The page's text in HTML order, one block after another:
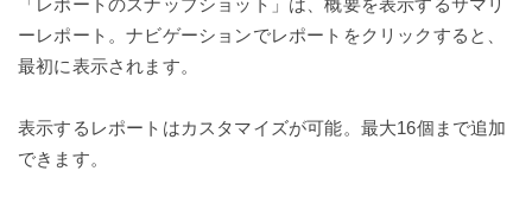
「レポートのスナップショット」は、概要を表示するサマリ
ーレポート。ナビゲーションでレポートをクリックすると、
最初に表示されます。
表示するレポートはカスタマイズが可能。最大16個まで追加
できます。